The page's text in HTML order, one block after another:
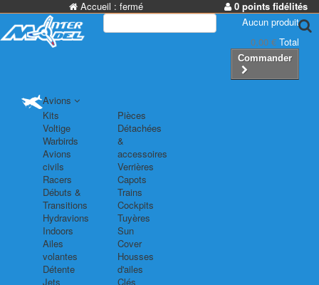
Accueil : fermé
0 points fidélités
Aucun produit
0,00 € Total
Commander
Avions
Kits
Voltige
Warbirds
Avions
civils
Racers
Débuts &
Transitions
Hydravions
Indoors
Ailes
volantes
Détente
Jets
Pièces
Détachées
&
accessoires
Verrières
Capots
Trains
Cockpits
Tuyères
Sun
Cover
Housses
d'ailes
Clés